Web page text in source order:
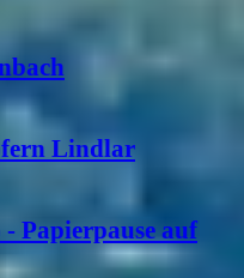
Lindlar
Papierpause auf